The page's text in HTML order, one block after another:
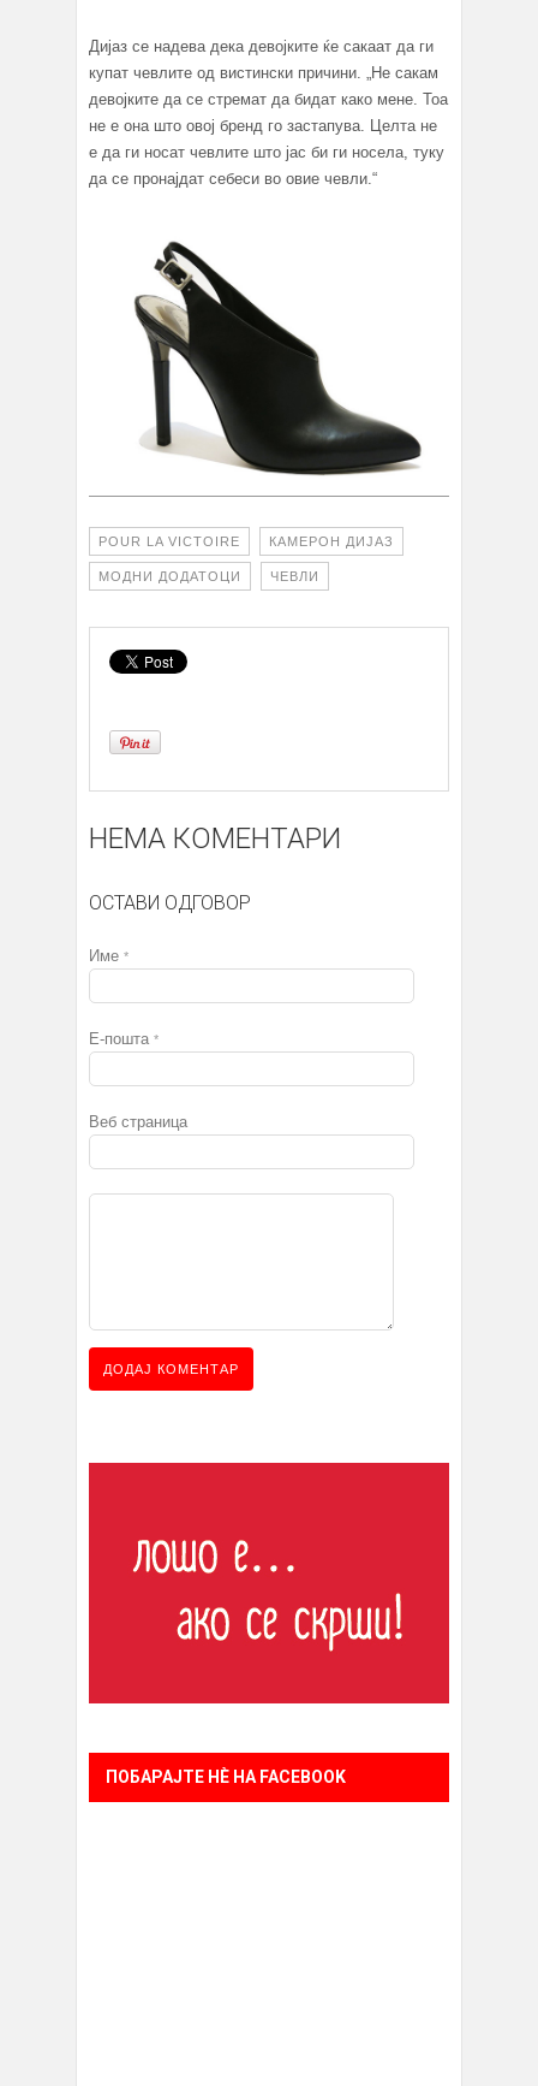
Дијаз се надева дека девојките ќе сакаат да ги
купат чевлите од вистински причини. „Не сакам
девојките да се стремат да бидат како мене. Тоа
не е она што овој бренд го застапува. Целта не
е да ги носат чевлите што јас би ги носела, туку
да се пронајдат себеси во овие чевли.“
POUR LA VICTOIRE КАМЕРОН ДИЈАЗ
МОДНИ ДОДАТОЦИ ЧЕВЛИ
НЕМА КОМЕНТАРИ
ОСТАВИ ОДГОВОР
Име *
Е-пошта *
Веб страница
ПОБАРАЈТЕ НÈ НА FACEBOOK